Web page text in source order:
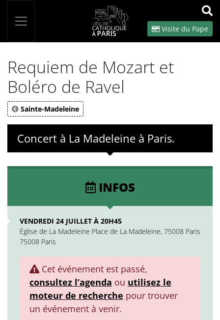
OK
Visite du Pape
Requiem de Mozart et
Boléro de Ravel
Sainte-Madeleine
Concert à La Madeleine à Paris.
INFOS
VENDREDI 24 JUILLET À 20H45
Église de La Madeleine Place de La Madeleine, 75008 Paris
75008 Paris
Cet événement est passé,
consultez l’agenda ou utilisez le
moteur de recherche pour trouver
un événement à venir.
Panneau de gestion des cookies